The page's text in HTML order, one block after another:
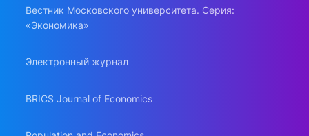
Вестник Московского университета. Серия:
«Экономика»
Электронный журнал
BRICS Journal of Economics